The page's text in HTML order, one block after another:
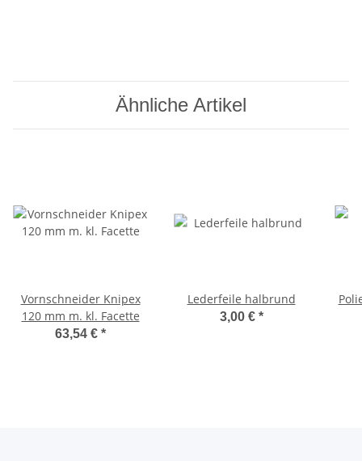
Ähnliche Artikel
Vornschneider Knipex
120 mm m. kl. Facette
63,54 € *
Lederfeile halbrund
3,00 € *